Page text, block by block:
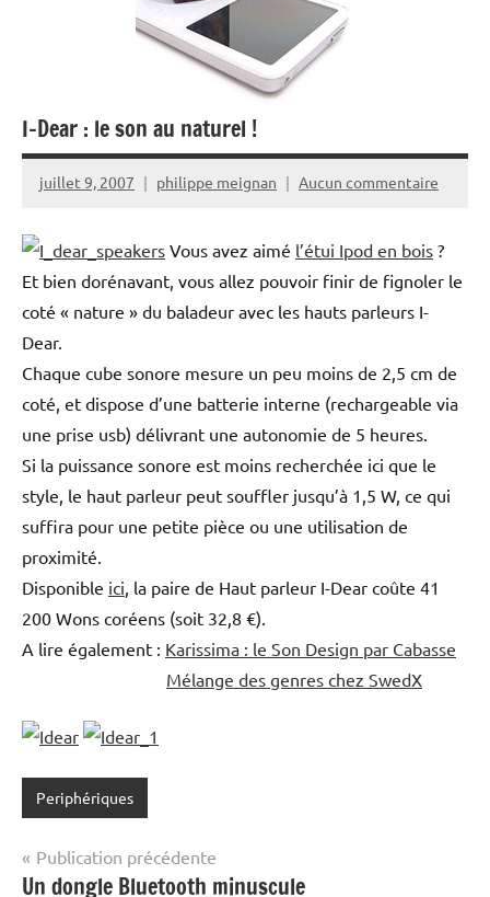
I-Dear : le son au naturel !
juillet 9, 2007 philippe meignan Aucun commentaire
Vous avez aimé l’étui Ipod en bois ?
Et bien dorénavant, vous allez pouvoir finir de fignoler le
coté « nature » du baladeur avec les hauts parleurs I-
Dear.
Chaque cube sonore mesure un peu moins de 2,5 cm de
coté, et dispose d’une batterie interne (rechargeable via
une prise usb) délivrant une autonomie de 5 heures.
Si la puissance sonore est moins recherchée ici que le
style, le haut parleur peut souffler jusqu’à 1,5 W, ce qui
suffira pour une petite pièce ou une utilisation de
proximité.
Disponible ici , la paire de Haut parleur I-Dear coûte 41
200 Wons coréens (soit 32,8 €).
A lire également : Karissima : le Son Design par Cabasse
Mélange des genres chez SwedX
Periphériques
Navigation
Publication précédente
Un dongle Bluetooth minuscule